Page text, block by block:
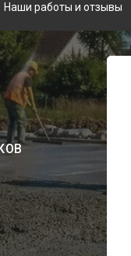
Наши работы и отзывы